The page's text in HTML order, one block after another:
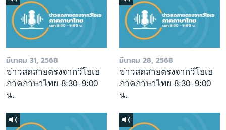
มีนาคม 31, 2568
ข่าวสดสายตรงจากวีโอเอ
ภาคภาษาไทย 8:30–9:00
น.
มีนาคม 28, 2568
ข่าวสดสายตรงจากวีโอเอ
ภาคภาษาไทย 8:30–9:00
น.